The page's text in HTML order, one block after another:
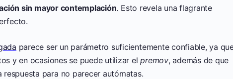
sin mayor contemplación. Esto revela una flagrante
parece ser un parámetro suficientemente confiable, ya
y en ocasiones se puede utilizar elpremov, además de que
para no parecer autómatas.